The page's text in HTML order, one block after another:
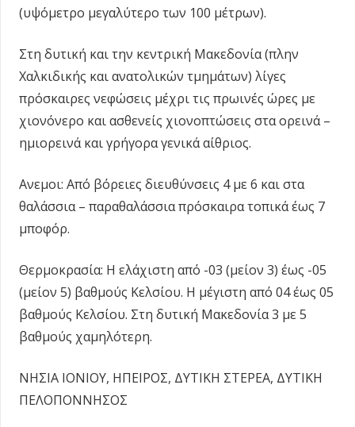
(υψόμετρο μεγαλύτερο των 100 μέτρων).
Στη δυτική και την κεντρική Μακεδονία (πλην
Χαλκιδικής και ανατολικών τμημάτων) λίγες
πρόσκαιρες νεφώσεις μέχρι τις πρωινές ώρες με
χιονόνερο και ασθενείς χιονοπτώσεις στα ορεινά –
ημιορεινά και γρήγορα γενικά αίθριος.
Ανεμοι: Από βόρειες διευθύνσεις 4 με 6 και στα
θαλάσσια – παραθαλάσσια πρόσκαιρα τοπικά έως 7
μποφόρ.
Θερμοκρασία: Η ελάχιστη από -03 (μείον 3) έως -05
(μείον 5) βαθμούς Κελσίου. Η μέγιστη από 04 έως 05
βαθμούς Κελσίου. Στη δυτική Μακεδονία 3 με 5
βαθμούς χαμηλότερη.
ΝΗΣΙΑ ΙΟΝΙΟΥ, ΗΠΕΙΡΟΣ, ΔΥΤΙΚΗ ΣΤΕΡΕΑ, ΔΥΤΙΚΗ
ΠΕΛΟΠΟΝΝΗΣΟΣ